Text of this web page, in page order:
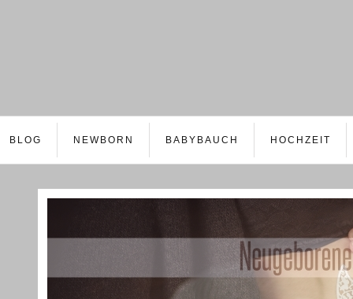
BLOG NEWBORN BABYBAUCH HOCHZEIT